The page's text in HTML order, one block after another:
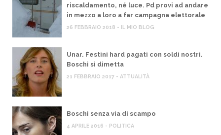
riscaldamento, né luce. Pd provi ad andare
in mezzo a loro a far campagna elettorale
26 FEBBRAIO 2018 - IL MIO BLOG
Unar. Festini hard pagati con soldi nostri.
Boschi si dimetta
21 FEBBRAIO 2017 - ATTUALITÀ
Boschi senza via di scampo
4 APRILE 2016 - POLITICA